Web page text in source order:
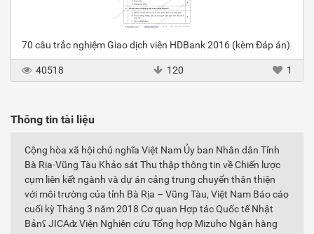
70 câu trắc nghiệm Giao dịch viên HDBank 2016 (kèm Đáp án)
40518 120 1
Thông tin tài liệu
Cộng hòa xã hội chủ nghĩa Việt Nam Ủy ban Nhân dân Tỉnh
Bà Rịa-Vũng Tàu Khảo sát Thu thập thông tin về Chiến lược
cụm liên kết ngành và dự án cảng trung chuyển thân thiện
với môi trường của tỉnh Bà Rịa – Vũng Tàu, Việt Nam Báo cáo
cuối kỳ Tháng 3 năm 2018 Cơ quan Hợp tác Quốc tế Nhật
Bảnʢ JICAʣ Viện Nghiên cứu Tổng hợp Mizuho Ngân hàng